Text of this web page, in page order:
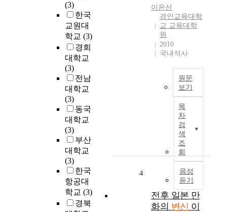
(3)
한국
교원대
학교 (3)
경희
대학교
(3)
전남
대학교
(3)
동국
대학교
(3)
부산
대학교
(3)
한국
항공대
학교 (3)
경북
외
이은선
경인교육대학
교 교육대학
원
2010
국내석사
원문
보기
목
차
검
색
조
회
음성
듣기
4
전후 일본 만
화의 변신 이